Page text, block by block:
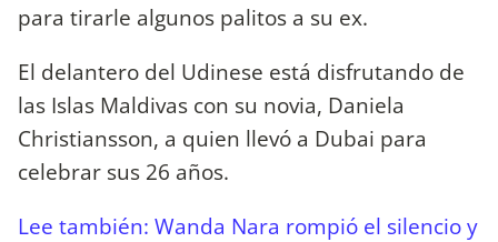
para tirarle algunos palitos a su ex.
El delantero del Udinese está disfrutando de
las Islas Maldivas con su novia, Daniela
Christiansson, a quien llevó a Dubai para
celebrar sus 26 años.
Lee también: Wanda Nara rompió el silencio y